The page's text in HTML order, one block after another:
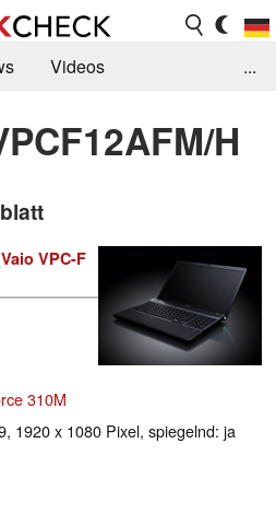
Videos
Suche
Jobs
...
H
Vaio VPC-F
310M
1920 x 1080 Pixel, spiegelnd: ja